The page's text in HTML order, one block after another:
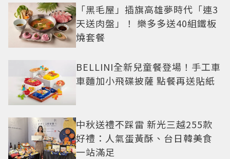
「黑毛屋」插旗高雄夢時代「連3
天送肉盤」！ 樂多多送40組鐵板
燒套餐
BELLINI全新兒童餐登場！手工車
車麵加小飛碟披薩 點餐再送貼紙
中秋送禮不踩雷 新光三越255款
好禮：人氣蛋黃酥、台日韓美食
一站滿足